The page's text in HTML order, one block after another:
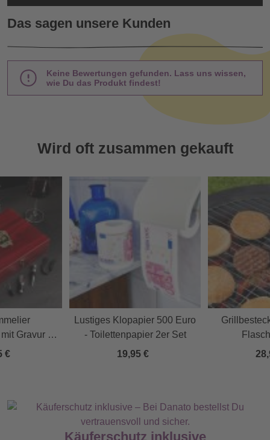
Das sagen unsere Kunden
Keine Bewertungen gefunden. Lass uns wissen,
wie Du das Produkt findest!
Wird oft zusammen gekauft
Gravur -
€
Lustiges Klopapier 500 Euro
- Toilettenpapier 2er Set
19,95 €
Käuferschutz inklusive